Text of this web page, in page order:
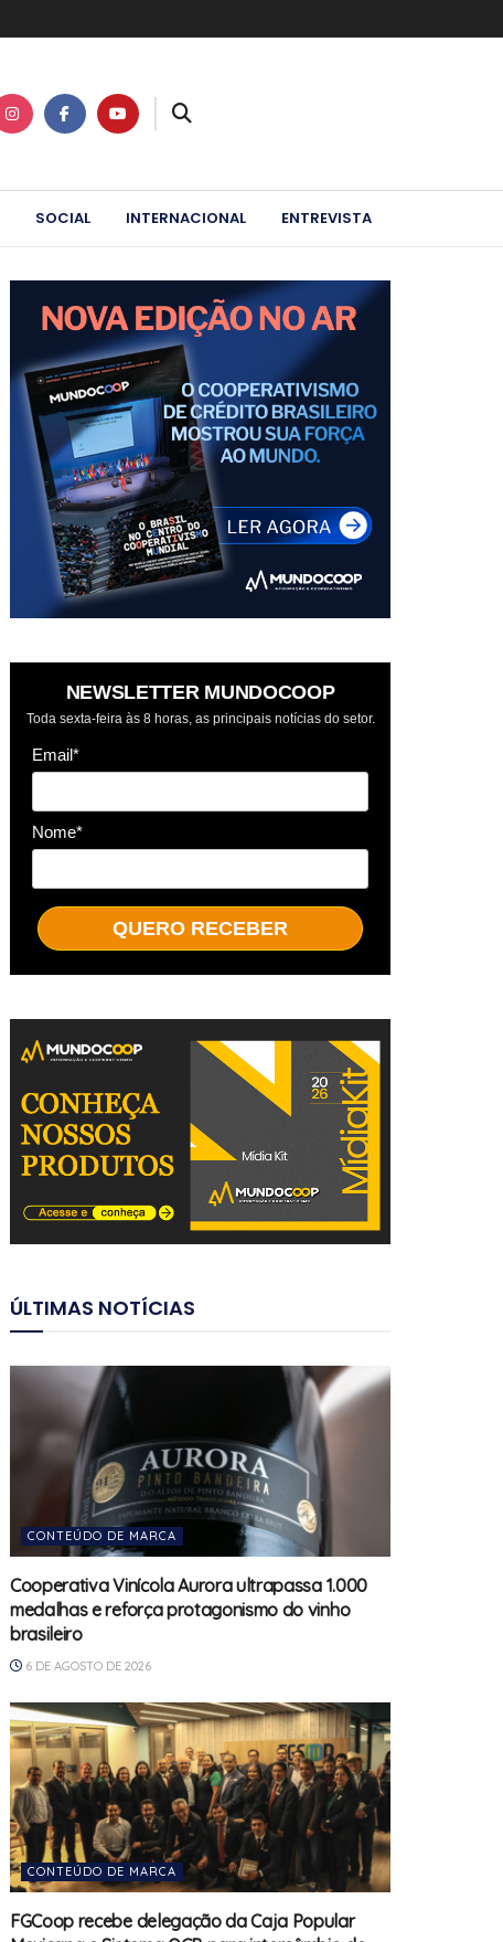
SOCIAL INTERNACIONAL ENTREVISTA
NEWSLETTER MUNDOCOOP
Toda sexta-feira às 8 horas, as principais notícias do setor.
Email*
Nome*
QUERO RECEBER
ÚLTIMAS NOTÍCIAS
CONTEÚDO DE MARCA
Cooperativa Vinícola Aurora ultrapassa 1.000
medalhas e reforça protagonismo do vinho
brasileiro
6 DE AGOSTO DE 2026
CONTEÚDO DE MARCA
FGCoop recebe delegação da Caja Popular